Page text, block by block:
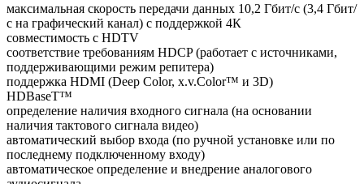
максимальная скорость передачи данных 10,2 Гбит/с (3,4 Гбит/
с на графический канал) с поддержкой 4К
совместимость с HDTV
соответствие требованиям HDCP (работает с источниками,
поддерживающими режим репитера)
поддержка HDMI (Deep Color, x.v.Color™ и 3D)
HDBaseT™
определение наличия входного сигнала (на основании
наличия тактового сигнала видео)
автоматический выбор входа (по ручной установке или по
последнему подключенному входу)
автоматическое определение и внедрение аналогового